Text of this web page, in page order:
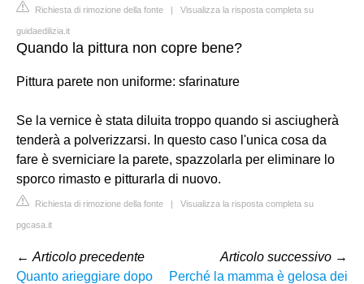
Richiesta di rimozione della fonte | Visualizza la risposta completa su
guidaedilizia.it
Quando la pittura non copre bene?
Pittura parete non uniforme: sfarinature
Se la vernice è stata diluita troppo quando si asciugherà
tenderà a polverizzarsi. In questo caso l'unica cosa da
fare è sverniciare la parete, spazzolarla per eliminare lo
sporco rimasto e pitturarla di nuovo.
Richiesta di rimozione della fonte | Visualizza la risposta completa su
pgcasa.it
← Articolo precedente
Quanto arieggiare dopo
Articolo successivo →
Perché la mamma è gelosa dei